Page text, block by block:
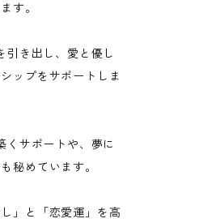
す。
引き出し、愛と優し
ップをサポートしま
くサポートや、夢に
秘めています。
」と「恋愛運」を高